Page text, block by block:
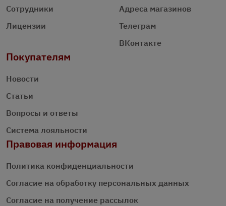
Сотрудники
Лицензии
Адреса магазинов
Телеграм
ВКонтакте
Покупателям
Новости
Статьи
Вопросы и ответы
Система лояльности
Правовая информация
Политика конфиденциальности
Согласие на обработку персональных данных
Согласие на получение рассылок